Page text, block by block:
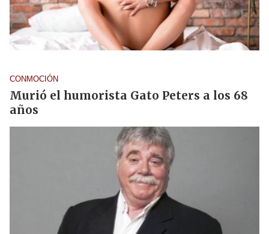
CONMOCIÓN
Murió el humorista Gato Peters a los 68
años